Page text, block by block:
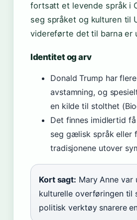
fortsatt et levende språk i
seg språket og kulturen til
videreførte det til barna er
Identitet og arv
Donald Trump har
avstamning, og
en kilde til stolthet
Det finnes imidlertid
seg gælisk språk eller
tradisjonene utover
Kort sagt: Mary Anne
kulturelle overføringen til
politisk verktøy snarere